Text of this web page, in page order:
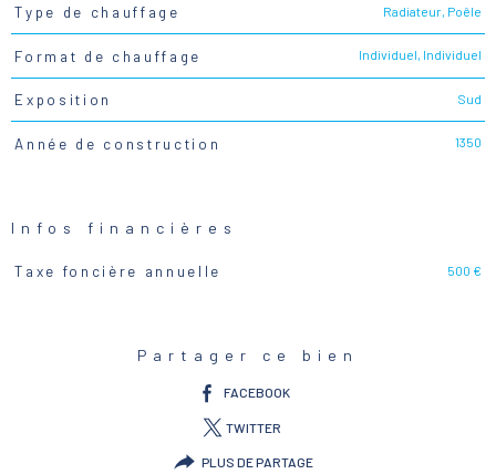
Type de chauffage Radiateur, Poêle
Format de chauffage Individuel, Individuel
Exposition Sud
Année de construction 1350
Infos financières
Caractéristiques Valeurs
Taxe foncière annuelle 500 €
Partager ce bien
FACEBOOK
TWITTER
PLUS DE PARTAGE